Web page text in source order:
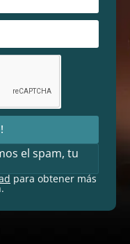
el spam, tu
para obtener más